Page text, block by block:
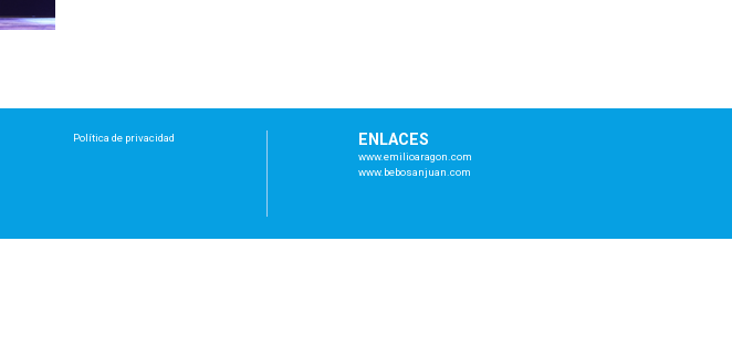
Política de privacidad ENLACES
www.emilioaragon.com
www.bebosanjuan.com